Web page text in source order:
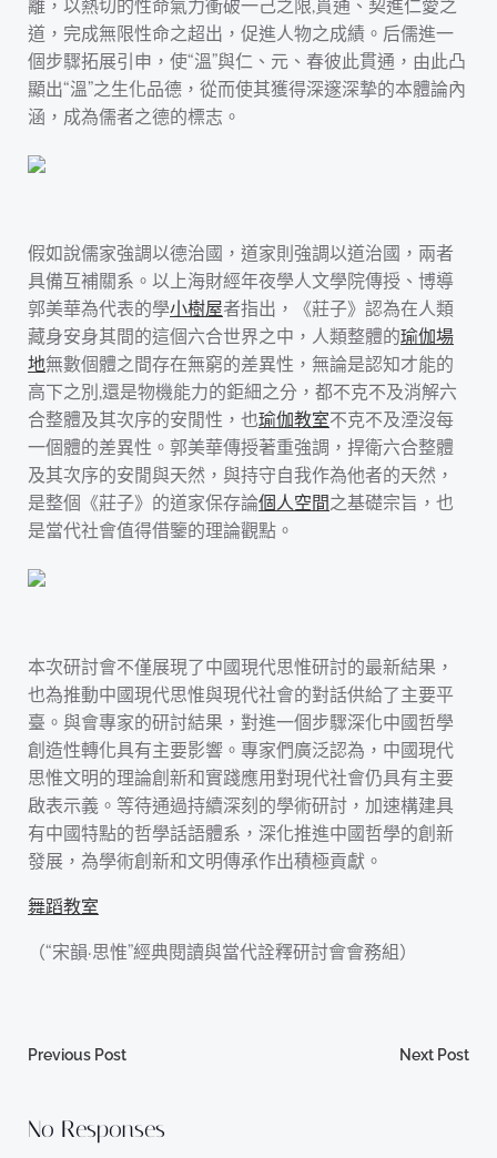
離，以熱切的性命氣力衝破一己之限,貫通、契進仁愛之
道，完成無限性命之超出，促進人物之成績。后儒進一
個步驟拓展引申，使“溫”與仁、元、春彼此貫通，由此凸
顯出“溫”之生化品德，從而使其獲得深邃深摯的本體論內
涵，成為儒者之德的標志。
假如說儒家強調以德治國，道家則強調以道治國，兩者
具備互補關系。以上海財經年夜學人文學院傳授、博導
郭美華為代表的學小樹屋者指出，《莊子》認為在人類
藏身安身其間的這個六合世界之中，人類整體的瑜伽場
地無數個體之間存在無窮的差異性，無論是認知才能的
高下之別,還是物機能力的鉅細之分，都不克不及消解六
合整體及其次序的安閒性，也瑜伽教室不克不及湮沒每
一個體的差異性。郭美華傳授著重強調，捍衛六合整體
及其次序的安閒與天然，與持守自我作為他者的天然，
是整個《莊子》的道家保存論個人空間之基礎宗旨，也
是當代社會值得借鑒的理論觀點。
本次研討會不僅展現了中國現代思惟研討的最新結果，
也為推動中國現代思惟與現代社會的對話供給了主要平
臺。與會專家的研討結果，對進一個步驟深化中國哲學
創造性轉化具有主要影響。專家們廣泛認為，中國現代
思惟文明的理論創新和實踐應用對現代社會仍具有主要
啟表示義。等待通過持續深刻的學術研討，加速構建具
有中國特點的哲學話語體系，深化推進中國哲學的創新
發展，為學術創新和文明傳承作出積極貢獻。
舞蹈教室
（“宋韻·思惟”經典閱讀與當代詮釋研討會會務組）
Post
navigation
Previous Post Next Post
No Responses